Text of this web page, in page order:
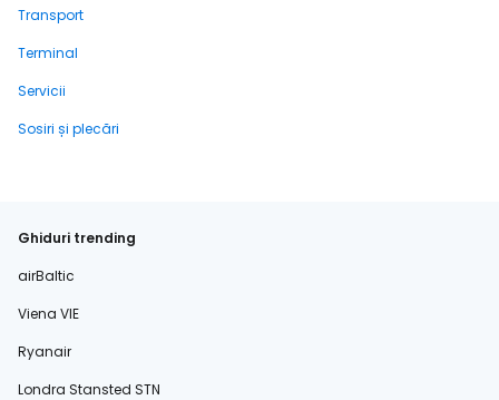
Transport
Terminal
Servicii
Sosiri și plecări
Ghiduri trending
airBaltic
Viena VIE
Ryanair
Londra Stansted STN